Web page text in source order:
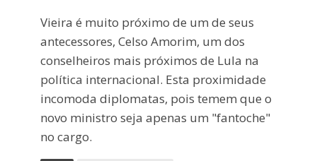
Vieira é muito próximo de um de seus
antecessores, Celso Amorim, um dos
conselheiros mais próximos de Lula na
política internacional. Esta proximidade
incomoda diplomatas, pois temem que o
novo ministro seja apenas um "fantoche"
no cargo.